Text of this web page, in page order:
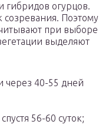
гибридов огурцов.
Поэтому
при выборе
выделяют
через 40-55 дней
56-60 суток;